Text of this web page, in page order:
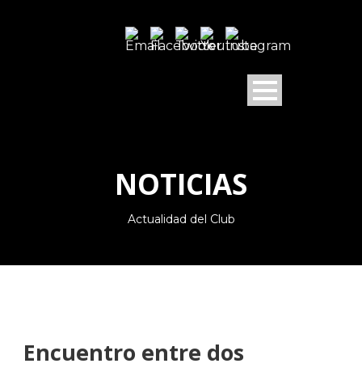
NOTICIAS
Actualidad del Club
Encuentro entre dos